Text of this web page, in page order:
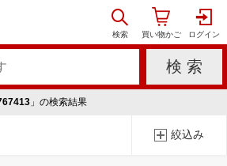
」の検索結果
絞込み